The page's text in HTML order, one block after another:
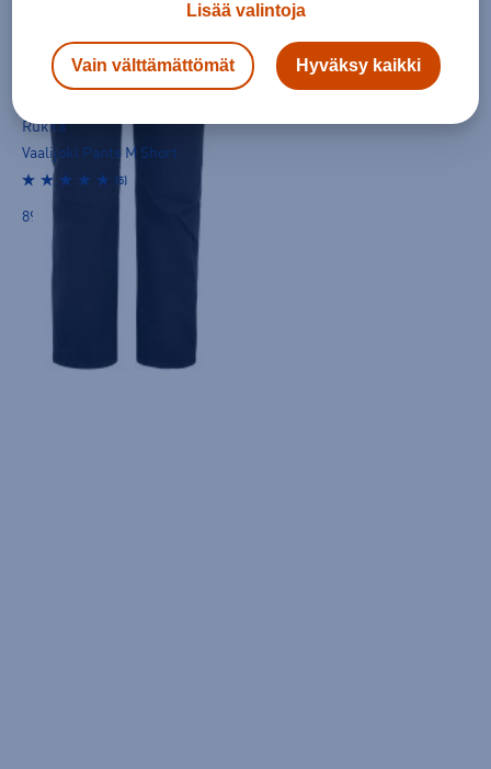
Rukka
Vaalijoki Pants M Short
(5)
89,90 €
Lisää valintoja
Vain välttämättömät Hyväksy kaikki